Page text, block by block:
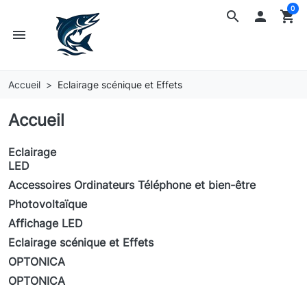
search
menu
 shopping_cart
0
Accueil Eclairage scénique et Effets
Accueil
Eclairage
LED
Accessoires Ordinateurs Téléphone et bien-être
Photovoltaïque
Affichage LED
Eclairage scénique et Effets
OPTONICA
OPTONICA